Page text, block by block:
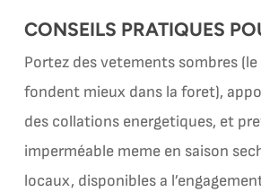
CONSEILS PRATIQUES
Portez des vetements sombres
fondent mieux dans la foret),
des collations energetiques, et
imperméable meme en saison
locaux, disponibles a